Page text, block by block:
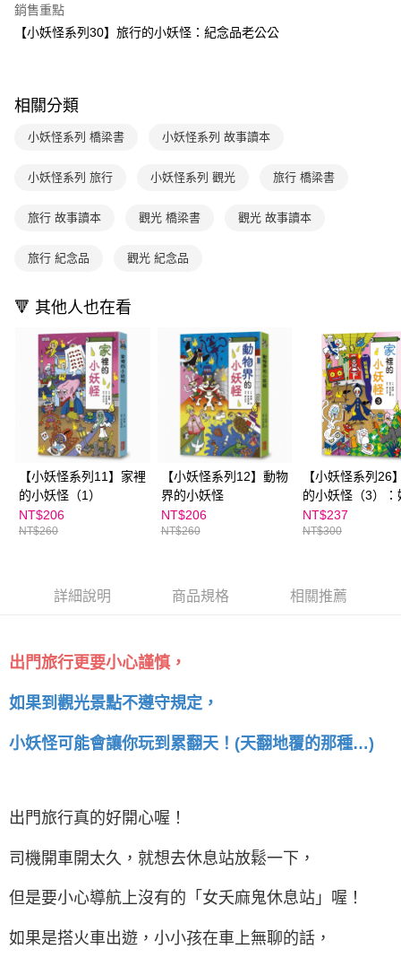
1.本服務由台灣大哥大提供，台灣大哥大用戶可立即使用無須另外申請。
流程，驗證手機門號後，選擇欲分期的期數、繳款截止日，確認付款後即完
消。如遇「轉專審核」未通過狀況，表示未達大哥付你分期系統評分，恕無
【繳款方式說明】
2.透過簡訊連結打開帳單後，可選擇「超商條碼／台灣大直營門市／銀行轉
用戶於交易時，得透過本服務購買商品或服務，並由商店將買賣／分期付款
資料（包含姓名、電話或地址）提供予台灣大哥大進項蒐集、處理及利用，
3.完整用戶服務條款，請詳閱以下連結：https://oppay.tw/userRule
相關說明
２．便利：只要手機號碼，簡訊認證，即可結帳。
１．於結帳方式選擇「AFTEE先享後付」後，將跳轉至「AFTEE先享後付」
３．收到繳費通知簡訊後14天內，點擊此簡訊中的連結，可透過四大超商／
※ 請注意：結帳手續完成當下不需立刻繳費，但若您需要取消訂單，請聯絡
※ 交易是否成功請以「AFTEE先享後付 」之結帳頁面顯示為準，若有關於
是否繳費成功／繳費後需取消欲退款等相關疑問，請聯繫「AFTEE先享後付
客戶支援中心」https://netprotections.freshdesk.com/support/home
【注意事項】
１．透過由恩沛科技股份有限公司提供之「AFTEE先享後付」服務完成之交
易，需依本服務之必要範圍內提供個人資料，並將交易相關給付款項請求債
權轉讓予恩沛科技股份有限公司。
２．關於個人資料處理事宜，請瀏覽以下網址：
https://aftee.tw/terms/#terms3
３．未成年的使用者請事先徵得法定代理人或監護人之同意方可使用
「AFTEE先享後付」，若未經同意申辦者引起之損失，本公司不負相關責
任。
４．使用「AFTEE先享後付」時，將依據個別帳號之用戶狀況，依本公司即
時審查核予不同之上限額度；若仍有額度不足之情形，本公司將視審查結果
運送方式
付款後全家取貨｜8/8-8/14運費優惠，結帳滿499即享免運。
付款後7-11取貨
每筆NT$70，滿NT$800(含以上)免運費
離島宅配（澎湖、金門、馬祖、小琉球；不適用於郵局i郵箱）
海外包裹航空運送 查看運費
銷售重點
【小妖怪系列30】旅行的小妖怪：紀念品老公公
相關分類
小妖怪系列 橋梁書 小妖怪系列 故事讀本
小妖怪系列 旅行 小妖怪系列 觀光 旅行 橋梁書
旅行 故事讀本 觀光 橋梁書 觀光 故事讀本
旅行 紀念品 觀光 紀念品
🔻 其他人也在看
【小妖怪系列11】家裡
的小妖怪（1）
NT$206
NT$260
【小妖怪系列12】動物
界的小妖怪
NT$206
NT$260
【小妖怪系列26
的小妖怪（3）：
電視
NT$237
NT$300
詳細說明 商品規格 相關推薦
出門旅行更要小心謹慎，
如果到觀光景點不遵守規定，
小妖怪可能會讓你玩到累翻天！(天翻地覆的那種…)
出門旅行真的好開心喔！
司機開車開太久，就想去休息站放鬆一下，
但是要小心導航上沒有的「女夭麻鬼休息站」喔！
如果是搭火車出遊，小小孩在車上無聊的話，